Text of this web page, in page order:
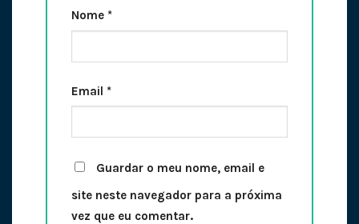
Nome *
Email *
Guardar o meu nome, email e
site neste navegador para a próxima
vez que eu comentar.